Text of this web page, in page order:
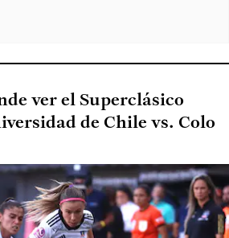
ver el Superclásico
de Chile vs. Colo